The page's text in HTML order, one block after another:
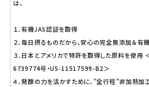
は、
１．有機JAS認証を取得
２．毎日摂るものだから、安心の完全無添加＆有
３．日本とアメリカで特許を取得した原料を使用
6739774号・US-11517599-B2＞
４．発酵の力を活かすために、”全行程”非加熱加